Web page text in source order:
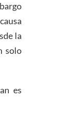
la
solo
es